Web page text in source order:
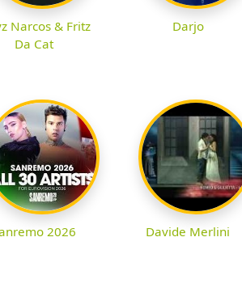
Narcos & Fritz
Da Cat
Darjo
2026 Davide Merlini